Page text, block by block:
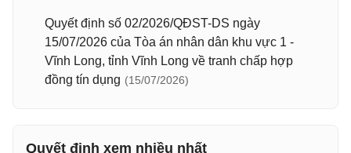
Quyết định số 02/2026/QĐST-DS ngày
15/07/2026 của Tòa án nhân dân khu vực 1 -
Vĩnh Long, tỉnh Vĩnh Long về tranh chấp hợp
đồng tín dụng (15/07/2026)
Quyết định xem nhiều nhất